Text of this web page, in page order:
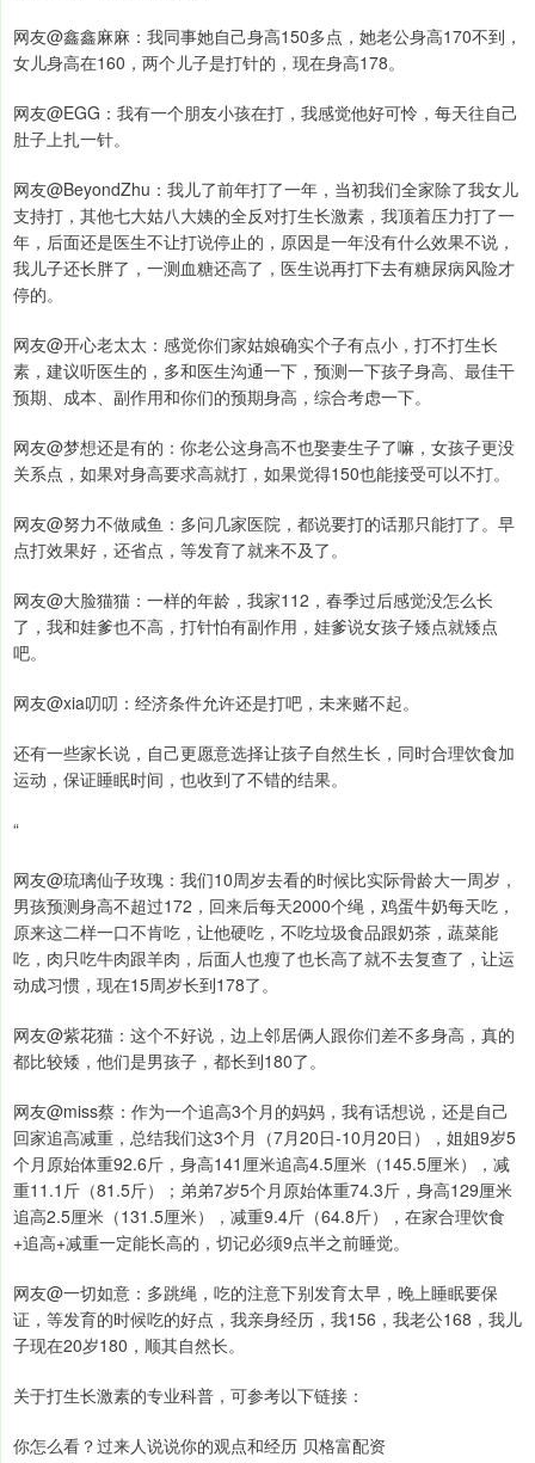
网友@鑫鑫麻麻：我同事她自己身高150多点，她老公身高170不到，
女儿身高在160，两个儿子是打针的，现在身高178。
网友@EGG：我有一个朋友小孩在打，我感觉他好可怜，每天往自己
肚子上扎一针。
网友@BeyondZhu：我儿了前年打了一年，当初我们全家除了我女儿
支持打，其他七大姑八大姨的全反对打生长激素，我顶着压力打了一
年，后面还是医生不让打说停止的，原因是一年没有什么效果不说，
我儿子还长胖了，一测血糖还高了，医生说再打下去有糖尿病风险才
停的。
网友@开心老太太：感觉你们家姑娘确实个子有点小，打不打生长
素，建议听医生的，多和医生沟通一下，预测一下孩子身高、最佳干
预期、成本、副作用和你们的预期身高，综合考虑一下。
网友@梦想还是有的：你老公这身高不也娶妻生子了嘛，女孩子更没
关系点，如果对身高要求高就打，如果觉得150也能接受可以不打。
网友@努力不做咸鱼：多问几家医院，都说要打的话那只能打了。早
点打效果好，还省点，等发育了就来不及了。
网友@大脸猫猫：一样的年龄，我家112，春季过后感觉没怎么长
了，我和娃爹也不高，打针怕有副作用，娃爹说女孩子矮点就矮点
吧。
网友@xia叨叨：经济条件允许还是打吧，未来赌不起。
还有一些家长说，自己更愿意选择让孩子自然生长，同时合理饮食加
运动，保证睡眠时间，也收到了不错的结果。
“
网友@琉璃仙子玫瑰：我们10周岁去看的时候比实际骨龄大一周岁，
男孩预测身高不超过172，回来后每天2000个绳，鸡蛋牛奶每天吃，
原来这二样一口不肯吃，让他硬吃，不吃垃圾食品跟奶茶，蔬菜能
吃，肉只吃牛肉跟羊肉，后面人也瘦了也长高了就不去复查了，让运
动成习惯，现在15周岁长到178了。
网友@紫花猫：这个不好说，边上邻居俩人跟你们差不多身高，真的
都比较矮，他们是男孩子，都长到180了。
网友@miss蔡：作为一个追高3个月的妈妈，我有话想说，还是自己
回家追高减重，总结我们这3个月（7月20日-10月20日），姐姐9岁5
个月原始体重92.6斤，身高141厘米追高4.5厘米（145.5厘米），减
重11.1斤（81.5斤）；弟弟7岁5个月原始体重74.3斤，身高129厘米
追高2.5厘米（131.5厘米），减重9.4斤（64.8斤），在家合理饮食
+追高+减重一定能长高的，切记必须9点半之前睡觉。
网友@一切如意：多跳绳，吃的注意下别发育太早，晚上睡眠要保
证，等发育的时候吃的好点，我亲身经历，我156，我老公168，我儿
子现在20岁180，顺其自然长。
关于打生长激素的专业科普，可参考以下链接：
你怎么看？过来人说说你的观点和经历 贝格富配资